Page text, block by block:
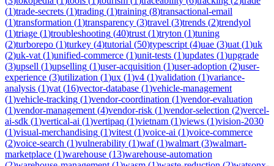
(1)trade-secrets (1)trading (1)training (8)transactional-email
(1)transformation (1)transparency (3)travel (3)trends (2)trendyol
(1)triage (1)troubleshooting (40)trust (1)tryton (1)tuning
(2)turborepo (1)turkey (4)tutorial (50)typescript (4)uae (3)uat (1)uk
(2)uk-vat (1)unified-commerce (1)unit-tests (1)updates (1)upgrade
(3)upsell (1)upselling (1)user-acquisition (1)user-adoption (2)user-
experience (3)utilization (1)ux (1)v4 (1)validation (1)variance-
analysis (1)vat (16)vector-database (1)vehicle-management
(1)vehicle-tracking (1)vendor-coordination (1)vendor-evaluation
(1)vendor-management (4)vendor-risk (1)vendor-selection (2)vercel-
ai-sdk (1)vertical-ai (1)vertipaq (1)vietnam (1)views (1)vision-2030
(1)visual-merchandising (1)vitest (1)voice-ai (1)voice-commerce
(2)voice-search (1)vulnerability (1)waf(1)walmart (3)walmart-
marketplace (1)warehouse (13)warehouse-automation